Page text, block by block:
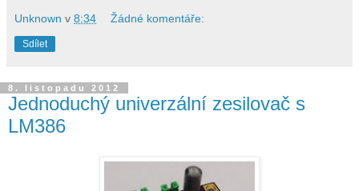
Unknown v 8:34 Žádné komentáře:
Sdílet
8. listopadu 2012
Jednoduchý univerzální zesilovač s
LM386